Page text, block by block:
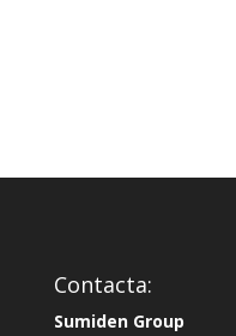
Contacta:
Sumiden Group